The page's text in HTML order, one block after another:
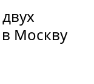
Москву